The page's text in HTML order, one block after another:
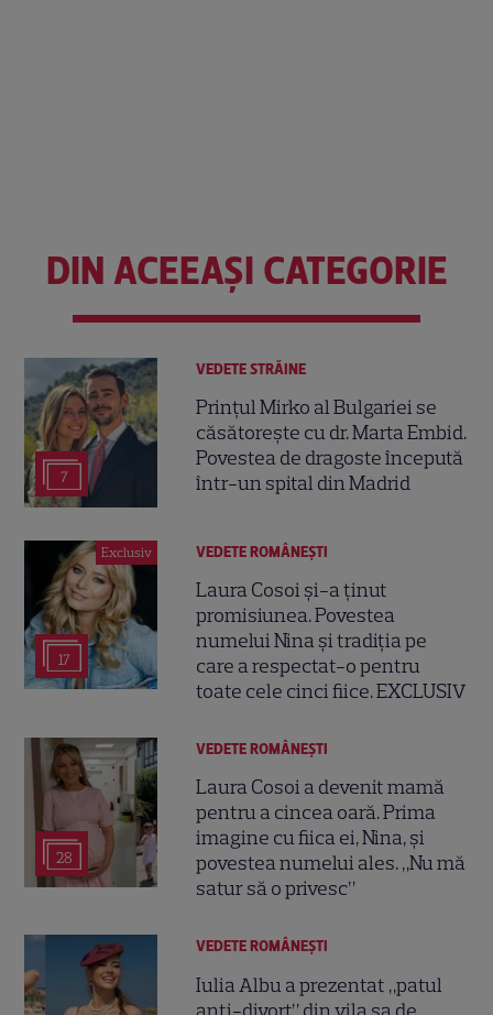
DIN ACEEAȘI CATEGORIE
7
VEDETE STRĂINE
Prințul Mirko al Bulgariei se
căsătorește cu dr. Marta Embid.
Povestea de dragoste începută
într-un spital din Madrid
Exclusiv
17
VEDETE ROMÂNEŞTI
Laura Cosoi și-a ținut
promisiunea. Povestea
numelui Nina și tradiția pe
care a respectat-o pentru
toate cele cinci fiice. EXCLUSIV
28
VEDETE ROMÂNEŞTI
Laura Cosoi a devenit mamă
pentru a cincea oară. Prima
imagine cu fiica ei, Nina, și
povestea numelui ales. „Nu mă
satur să o privesc”
VEDETE ROMÂNEŞTI
Iulia Albu a prezentat „patul
anti-divorț” din vila sa de